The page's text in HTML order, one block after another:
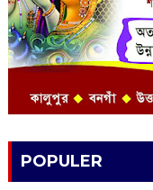
POPULER